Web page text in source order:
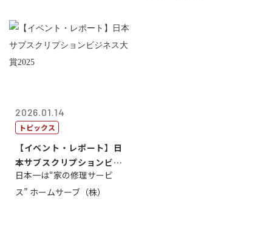
2026.01.14
トピックス
【イベント・レポート】日
本サブスクリプションビジ
ネス大賞20...
日本一は“家の修理サービ
ス” ホームサーブ（株）